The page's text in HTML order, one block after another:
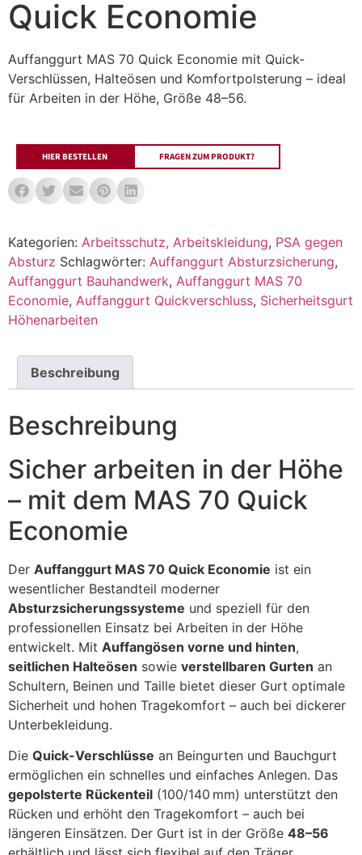
Quick Economie
Auffanggurt MAS 70 Quick Economie mit Quick-
Verschlüssen, Halteösen und Komfortpolsterung – ideal
für Arbeiten in der Höhe, Größe 48–56.
HIER BESTELLEN FRAGEN ZUM PRODUKT?
Kategorien: Arbeitsschutz, Arbeitskleidung, PSA gegen
Absturz Schlagwörter: Auffanggurt Absturzsicherung,
Auffanggurt Bauhandwerk, Auffanggurt MAS 70
Economie, Auffanggurt Quickverschluss, Sicherheitsgurt
Höhenarbeiten
Beschreibung
Beschreibung
Sicher arbeiten in der Höhe
– mit dem MAS 70 Quick
Economie
Der Auffanggurt MAS 70 Quick Economie ist ein
wesentlicher Bestandteil moderner
Absturzsicherungssysteme und speziell für den
professionellen Einsatz bei Arbeiten in der Höhe
entwickelt. Mit Auffangösen vorne und hinten,
seitlichen Halteösen sowie verstellbaren Gurten an
Schultern, Beinen und Taille bietet dieser Gurt optimale
Sicherheit und hohen Tragekomfort – auch bei dickerer
Unterbekleidung.
Die Quick-Verschlüsse an Beingurten und Bauchgurt
ermöglichen ein schnelles und einfaches Anlegen. Das
gepolsterte Rückenteil (100/140 mm) unterstützt den
Rücken und erhöht den Tragekomfort – auch bei
längeren Einsätzen. Der Gurt ist in der Größe 48–56